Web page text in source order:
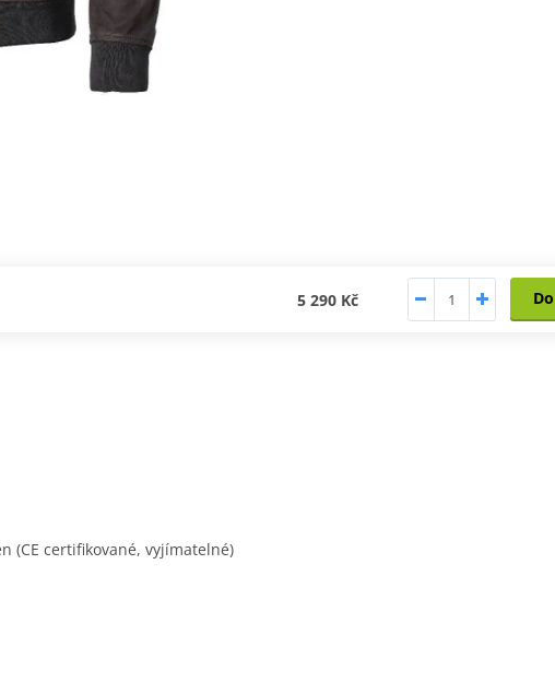
5 290 Kč
(CE certifikované, vyjímatelné)